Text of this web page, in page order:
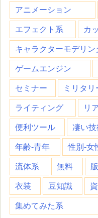
アニメーション
エフェクト系
カ
キャラクターモデリン
ゲームエンジン
セミナー
ミリタリ
ライティング
リ
便利ツール
凄い
年齢-青年
性別-女
流体系
無料
衣装
豆知識
集めてみた系